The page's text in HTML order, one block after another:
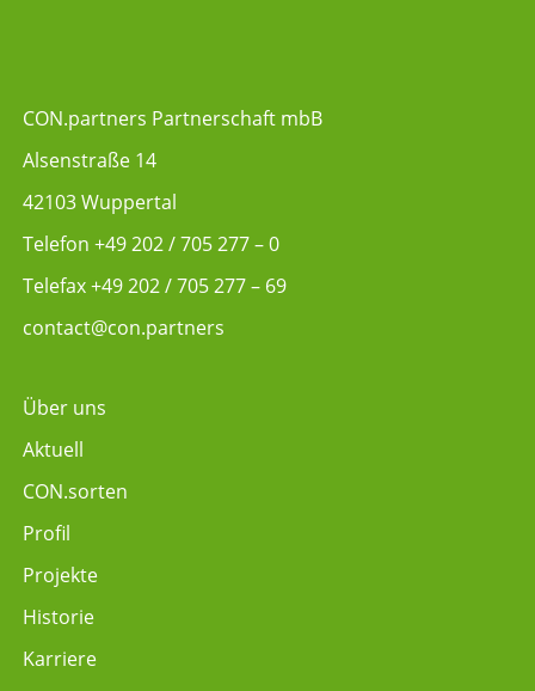
CON.partners Partnerschaft mbB
Alsenstraße 14
42103 Wuppertal
Telefon +49 202 / 705 277 – 0
Telefax +49 202 / 705 277 – 69
contact@con.partners
Über uns
Aktuell
CON.sorten
Profil
Projekte
Historie
Karriere